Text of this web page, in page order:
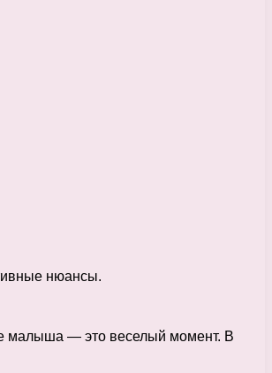
нюансы.
малыша — это веселый момент. В